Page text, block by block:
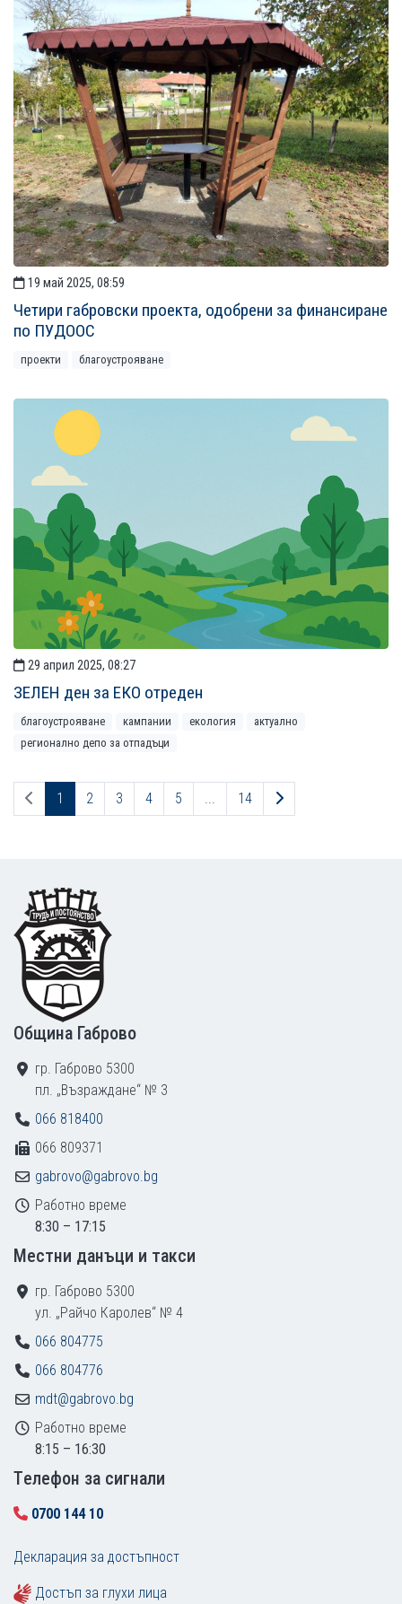
19 май 2025, 08:59
Четири габровски проекта, одобрени за финансиране
по ПУДООС
проекти благоустрояване
29 април 2025, 08:27
ЗЕЛЕН ден за ЕКО отреден
благоустрояване кампании екология
актуално
регионално депо за отпадъци
Предходна страница
1 2 3 4 5 ... 14 Следваща
Footer
Община Габрово
гр. Габрово 5300
пл. „Възраждане“ № 3
066 818400
066 809371
gabrovo@gabrovo.bg
Работно време
8:30 – 17:15
Местни данъци и такси
гр. Габрово 5300
ул. „Райчо Каролев“ № 4
066 804775
066 804776
mdt@gabrovo.bg
Работно време
8:15 – 16:30
Tелефон за сигнали
0700 144 10
Декларация за достъпност
Достъп за глухи лица